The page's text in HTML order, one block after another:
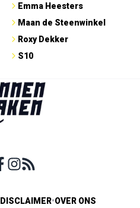
Emma Heesters
Maan de Steenwinkel
Roxy Dekker
S10
DISCLAIMER•OVER ONS